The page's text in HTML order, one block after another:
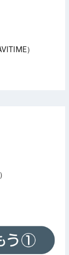
）